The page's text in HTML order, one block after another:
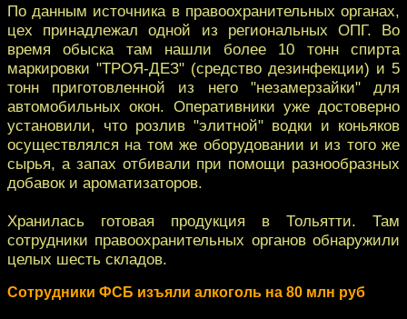
По данным источника в правоохранительных органах,
цех принадлежал одной из региональных ОПГ. Во
время обыска там нашли более 10 тонн спирта
маркировки "ТРОЯ-ДЕЗ" (средство дезинфекции) и 5
тонн приготовленной из него "незамерзайки" для
автомобильных окон. Оперативники уже достоверно
установили, что розлив "элитной" водки и коньяков
осуществлялся на том же оборудовании и из того же
сырья, а запах отбивали при помощи разнообразных
добавок и ароматизаторов.
Хранилась готовая продукция в Тольятти. Там
сотрудники правоохранительных органов обнаружили
целых шесть складов.
Сотрудники ФСБ изъяли алкоголь на 80 млн руб